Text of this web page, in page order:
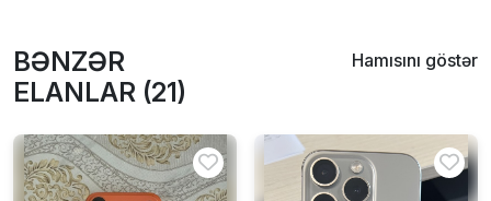
BƏNZƏR
ELANLAR (21)
Hamısını göstər